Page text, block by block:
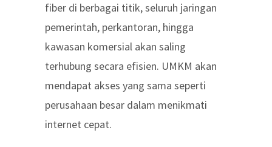
fiber di berbagai titik, seluruh jaringan
pemerintah, perkantoran, hingga
kawasan komersial akan saling
terhubung secara efisien. UMKM akan
mendapat akses yang sama seperti
perusahaan besar dalam menikmati
internet cepat.